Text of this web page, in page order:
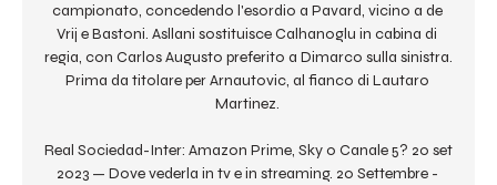
campionato, concedendo l'esordio a Pavard, vicino a de
Vrij e Bastoni. Asllani sostituisce Calhanoglu in cabina di
regia, con Carlos Augusto preferito a Dimarco sulla sinistra.
Prima da titolare per Arnautovic, al fianco di Lautaro
Martinez.
Real Sociedad-Inter: Amazon Prime, Sky o Canale 5? 20 set
2023 — Dove vederla in tv e in streaming. 20 Settembre -